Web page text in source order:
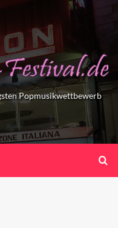
Popmusikwettbewerb